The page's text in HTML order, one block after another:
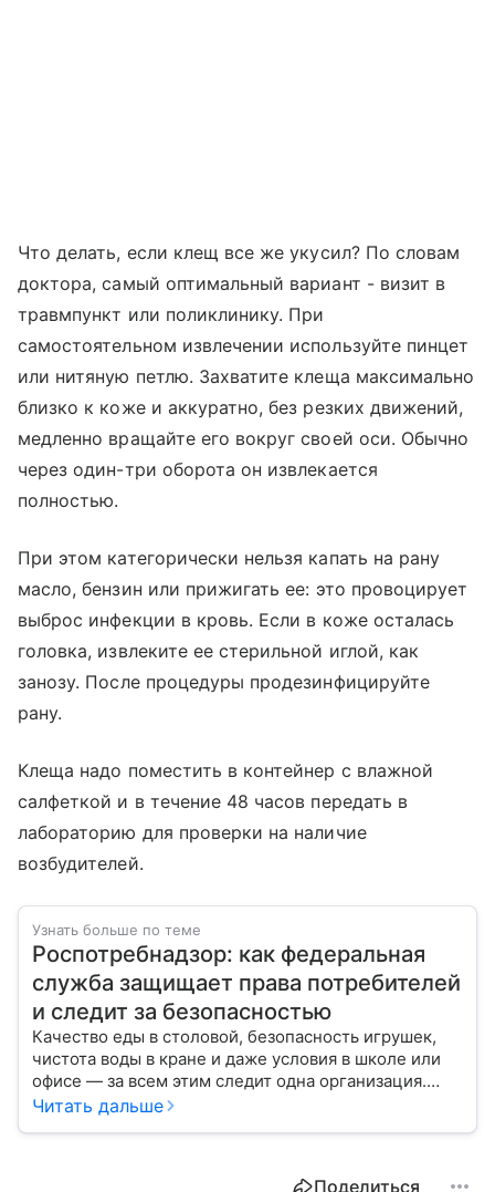
Что делать, если клещ все же укусил? По словам
доктора, самый оптимальный вариант - визит в
травмпункт или поликлинику. При
самостоятельном извлечении используйте пинцет
или нитяную петлю. Захватите клеща максимально
близко к коже и аккуратно, без резких движений,
медленно вращайте его вокруг своей оси. Обычно
через один-три оборота он извлекается
полностью.
При этом категорически нельзя капать на рану
масло, бензин или прижигать ее: это провоцирует
выброс инфекции в кровь. Если в коже осталась
головка, извлеките ее стерильной иглой, как
занозу. После процедуры продезинфицируйте
рану.
Клеща надо поместить в контейнер с влажной
салфеткой и в течение 48 часов передать в
лабораторию для проверки на наличие
возбудителей.
Узнать больше по теме
Роспотребнадзор: как федеральная
служба защищает права потребителей
и следит за безопасностью
Качество еды в столовой, безопасность игрушек,
чистота воды в кране и даже условия в школе или
офисе — за всем этим следит одна организация.
Роспотребнадзор — федеральная служба, которая
Читать дальше
Поделиться